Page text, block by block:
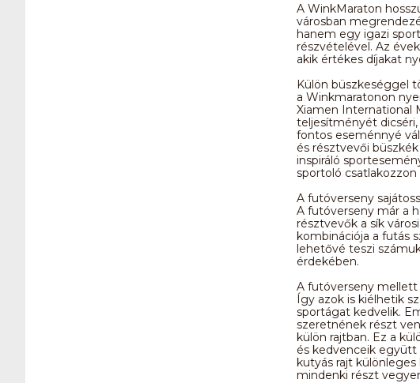
A WinkMaraton
városban
hanem egy igazi
részvételével. Az
akik értékes díjakat
Külön büszkeséggel
a Winkmaratonon
Xiamen International
teljesítményét
fontos eseménnyé
és résztvevői
inspiráló
sportoló
A futóverseny
A futóverseny már a
résztvevők a sík
kombinációja a futás
lehetővé teszi
érdekében.
A futóverseny mellett
Így azok is kiélhetik
sportágat kedvelik.
szeretnének részt
külön rajtban. Ez a
és kedvenceik együtt
kutyás rajt
mindenki részt